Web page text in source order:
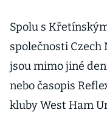
Spolu s
společnosti
jsou mimo jiné
nebo časopis
kluby West Ham